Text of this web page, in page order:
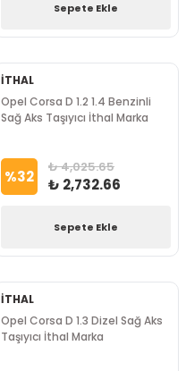
Sepete Ekle
İTHAL
Opel Corsa D 1.2 1.4 Benzinli
Sağ Aks Taşıyıcı İthal Marka
%32 ₺ 4,025.65
₺ 2,732.66
Sepete Ekle
İTHAL
Opel Corsa D 1.3 Dizel Sağ Aks
Taşıyıcı İthal Marka